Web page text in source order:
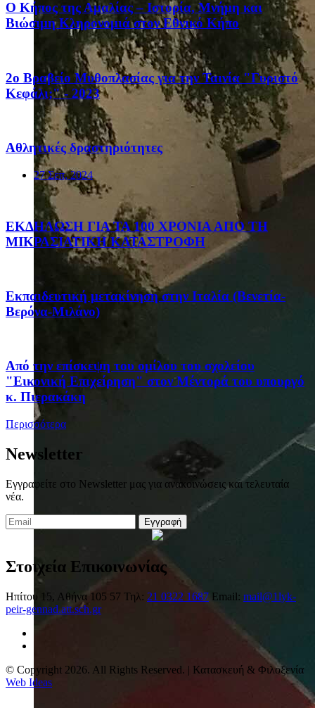
Ο Κήπος της Αμαλίας – Ιστορία, Μνήμη και
Βιώσιμη Κληρονομιά στον Εθνικό Κήπο
2ο Βραβείο Μυθοπλασίας για την Ταινία "Γυριστό
Κεφάλι;" - 2023
Αθλητικές δραστηριότητες
27 Σεπ, 2024
ΕΚΔΗΛΩΣΗ ΓΙΑ ΤΑ 100 ΧΡΟΝΙΑ ΑΠΟ ΤΗ
ΜΙΚΡΑΣΙΑΤΙΚΗ ΚΑΤΑΣΤΡΟΦΗ
Eκπαιδευτική μετακίνηση στην Ιταλία (Βενετία-
Βερόνα-Μιλάνο)
Από την επίσκεψη του ομίλου του σχολείου
"Εικονική Επιχείρηση" στον Μέντορά του υπουργό
κ. Πιερακάκη
Περισσότερα
Newsletter
Εγγραφείτε στο Newsletter μας για ανακοινώσεις και τελευταία
νέα.
Εγγραφή
Στοιχεία Επικοινωνίας
Ηπίτου 15, Αθήνα 105 57 Τηλ: 21 0322 1687 Email: mail@1lyk-
peir-gennad.att.sch.gr
© Copyright 2026. All Rights Reserved. | Κατασκευή & Φιλοξενία
Web Ideas